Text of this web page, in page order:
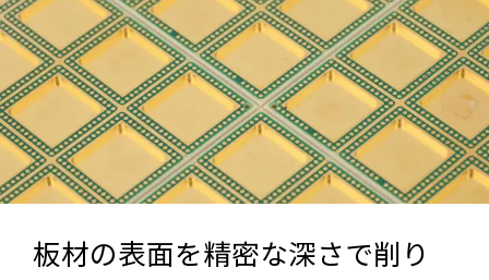
板材の表面を精密な深さで削り